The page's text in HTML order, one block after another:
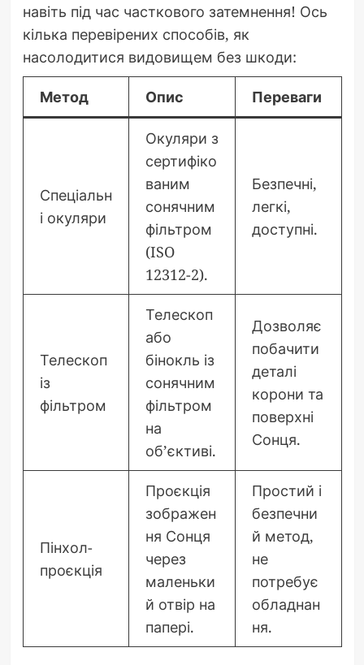
навіть під час часткового затемнення! Ось
кілька перевірених способів, як
насолодитися видовищем без шкоди:
Метод Опис Переваги
Спеціальн
і окуляри
Окуляри з
сертифіко
ваним
сонячним
фільтром
(ISO
12312-2).
Безпечні,
легкі,
доступні.
Телескоп
із
фільтром
Телескоп
або
бінокль із
сонячним
фільтром
на
об’єктиві.
Дозволяє
побачити
деталі
корони та
поверхні
Сонця.
Пінхол-
проєкція
Проєкція
зображен
ня Сонця
через
маленьки
й отвір на
папері.
Простий і
безпечни
й метод,
не
потребує
обладнан
ня.